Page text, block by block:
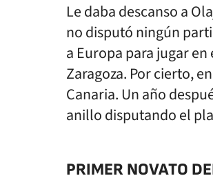
Le daba descanso a
no disputó ningún
a Europa para jugar
Zaragoza. Por cierto,
Canaria. Un año
anillo disputando el
PRIMER NOVATO